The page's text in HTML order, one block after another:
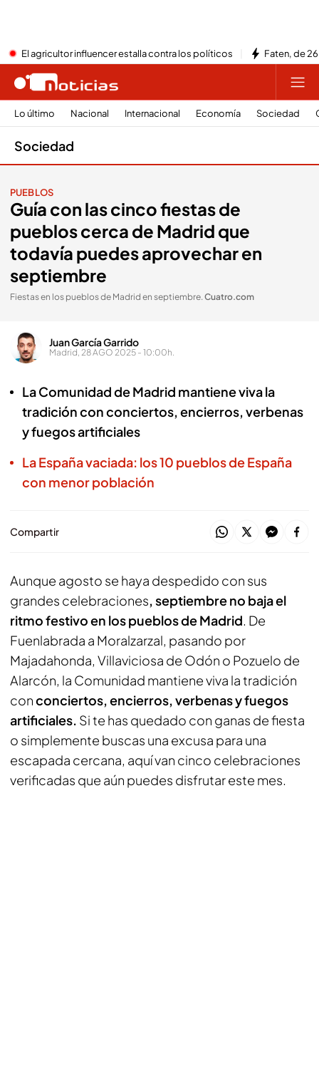
El agricultor influencer estalla contra los políticos Faten, de
Lo último Nacional Internacional Economía Sociedad
Sociedad
PUEBLOS
Guía con las cinco fiestas de
pueblos cerca de Madrid que
todavía puedes aprovechar en
septiembre
Fiestas en los pueblos de Madrid en septiembre.Cuatro.com
Juan García Garrido
Madrid, 28 AGO 2025 - 10:00h.
La Comunidad de Madrid mantiene viva la
tradición con conciertos, encierros, verbenas
y fuegos artificiales
La España vaciada: los 10 pueblos de España
con menor población
Compartir
Aunque agosto se haya despedido con sus
grandes celebraciones, septiembre no baja el
ritmo festivo en los pueblos de Madrid. De
Fuenlabrada a Moralzarzal, pasando por
Majadahonda, Villaviciosa de Odón o Pozuelo de
Alarcón, la Comunidad mantiene viva la tradición
conconciertos, encierros, verbenas y fuegos
artificiales. Si te has quedado con ganas de fiesta
o simplemente buscas una excusa para una
escapada cercana, aquí van cinco celebraciones
verificadas que aún puedes disfrutar este mes.